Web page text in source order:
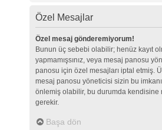
Özel Mesajlar
Özel mesaj gönderemiyorum!
Bunun üç sebebi olabilir; henüz kayıt
yapmamışsınız, veya mesaj panosu
panosu için özel mesajları iptal etmiş.
mesaj panosu yöneticisi sizin bu imkanı
önlemiş olabilir, bu durumda kendisine
gerekir.
Başa dön